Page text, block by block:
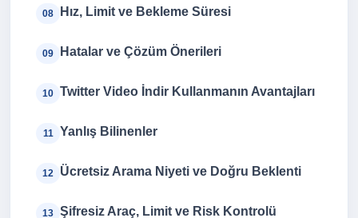
08 Hız, Limit ve Bekleme Süresi
09 Hatalar ve Çözüm Önerileri
10 Twitter Video İndir Kullanmanın Avantajları
11 Yanlış Bilinenler
12 Ücretsiz Arama Niyeti ve Doğru Beklenti
13 Şifresiz Araç, Limit ve Risk Kontrolü